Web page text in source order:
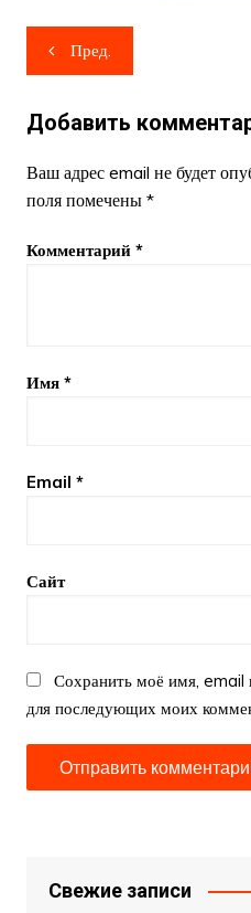
Навигация
по
записям
Пред.
Добавить
Ваш адрес email не будет
поля помечены *
Комментарий *
Имя *
Email *
Сайт
Сохранить моё имя, email
для последующих моих
Свежие записи